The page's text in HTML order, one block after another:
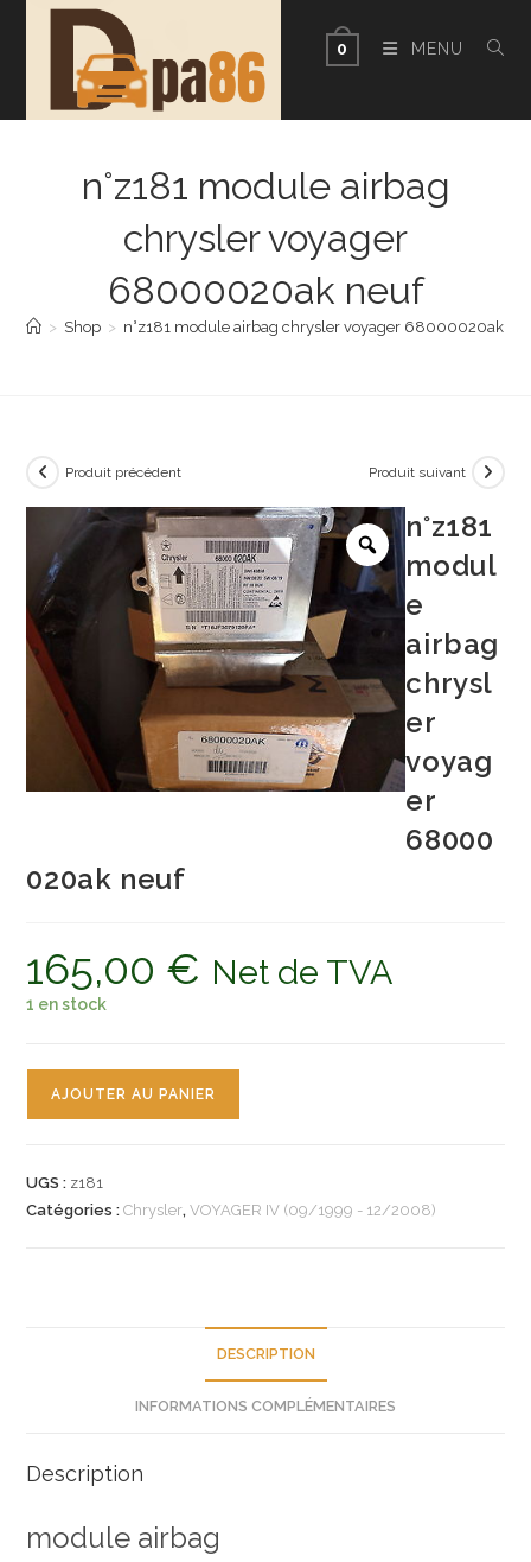
0 MENU
n°z181 module airbag
chrysler voyager
68000020ak neuf
> Shop > n°z181 module airbag chrysler voyager 68000020ak
Produit précédent Produit suivant
n°z181
modul
e
airbag
chrysl
er
voyag
er
68000
020ak neuf
165,00 € Net de TVA
1 en stock
airbag
AJOUTER AU PANIER
UGS : z181
Catégories :Chrysler,VOYAGER IV (09/1999 - 12/2008)
DESCRIPTION
INFORMATIONS COMPLÉMENTAIRES
Description
module airbag